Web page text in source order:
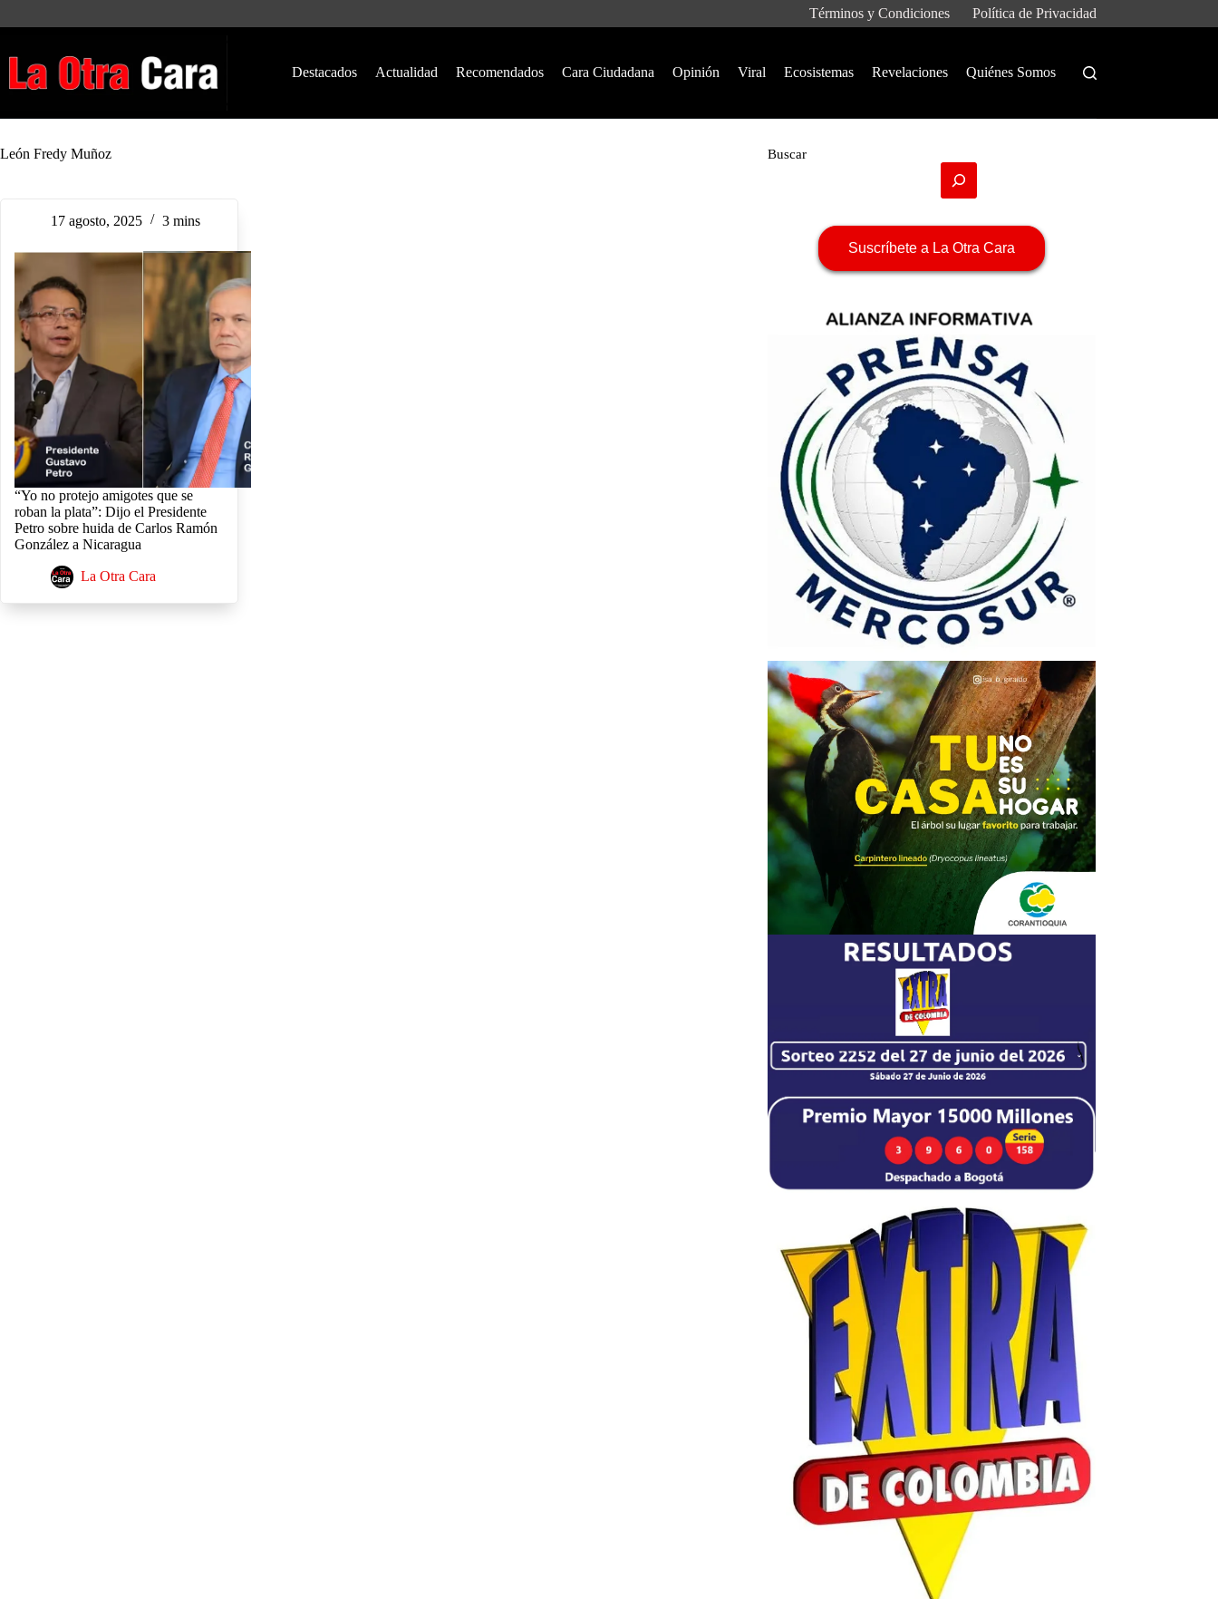
Términos y Condiciones Política de Privacidad
Destacados Actualidad Recomendados Cara Ciudadana Opinión Viral Ecosistemas Revelaciones Quiénes Somos
León Fredy Muñoz
17 agosto, 2025 3 mins
“Yo no protejo amigotes que se
roban la plata”: Dijo el Presidente
Petro sobre huida de Carlos Ramón
González a Nicaragua
La Otra Cara
Buscar
Suscríbete a La Otra Cara